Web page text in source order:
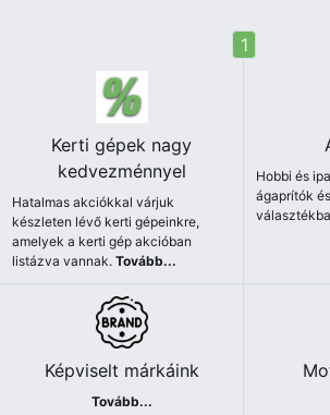
1
Kerti gépek nagy
kedvezménnyel
Hatalmas akciókkal várjuk
készleten lévő kerti gépeinkre,
amelyek a kerti gép akcióban
listázva vannak.Tovább...
Hobbi és
ágaprítók
Képviselt márkáink
Tovább...